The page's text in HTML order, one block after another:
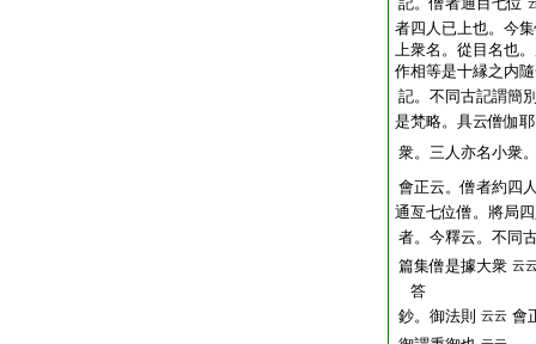
者四人已上也。今
上衆名。從目名也
作相等是十縁之内
記。不同古記謂簡
是梵略。具云僧伽
衆。三人亦名小衆
會正云。僧者約四
通亙七位僧。將局
者。今釋云。不同
篇集僧是據大衆 云
答
鈔。御法則 云云 會